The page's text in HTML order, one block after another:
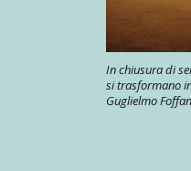
In chiusura di
si trasformano
Guglielmo